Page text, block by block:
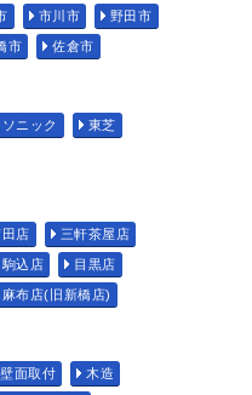
市川市 野田市
市 佐倉市
ニック 東芝
店 三軒茶屋店
駒込店 目黒店
麻布店(旧新橋店)
面取付 木造